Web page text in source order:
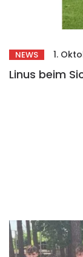
NEWS 1.
Linus beim